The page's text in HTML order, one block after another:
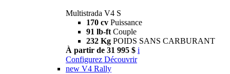
Multistrada V4 S
170 cv Puissance
91 lb-ft Couple
232 Kg POIDS SANS CARBURANT
À partir de 31 995 $ i
Configurez Découvrir
new V4 Rally